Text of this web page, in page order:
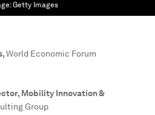
Getty Images
,World Economic Forum
Mobility Innovation &
Group